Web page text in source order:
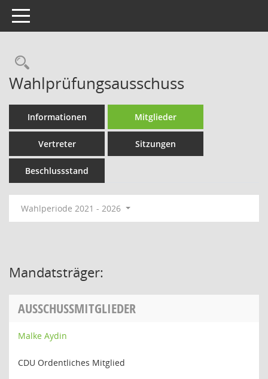
Toggle navigation
Rechercheauswahl
Wahlprüfungsausschuss
Informationen Mitglieder
Vertreter Sitzungen
Beschlussstand
Wahlperiode 2021 - 2026
Mandatsträger:
AUSSCHUSSMITGLIEDER
Malke Aydin
CDU Ordentliches Mitglied